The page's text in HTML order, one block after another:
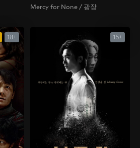
Mercy for None / 광장
18+ 15+